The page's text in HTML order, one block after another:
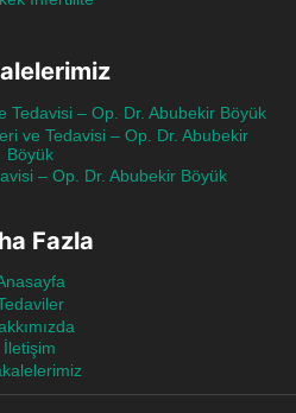
Tedavisi – Op. Dr. Abubekir Böyük
ve Tedavisi – Op. Dr. Abubekir
Böyük
– Op. Dr. Abubekir Böyük
Fazla
İletişim